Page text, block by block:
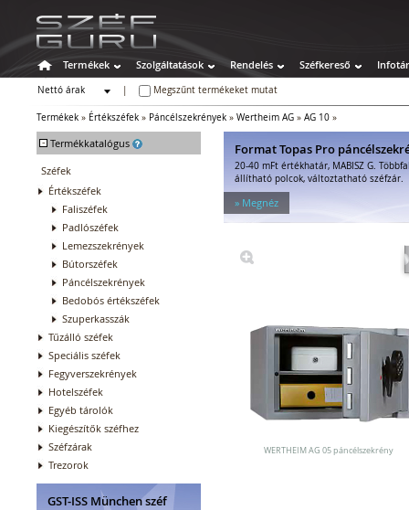
Termékek Szolgáltatások Rendelés Széfkereső Infotár
Nettó árak
Megszűnt termékeket mutat
Termékek » Értékszéfek » Páncélszekrények » Wertheim AG » AG 10 »
- Termékkatalógus
Széfek
Értékszéfek
Faliszéfek
Padlószéfek
Lemezszekrények
Bútorszéfek
Páncélszekrények
Bedobós értékszéfek
Szuperkasszák
Tűzálló széfek
Speciális széfek
Fegyverszekrények
Hotelszéfek
Egyéb tárolók
Kiegészítők széfhez
Széfzárak
Trezorok
GST-ISS München széf
Format Topas Pro
20-40 mFt értékhatár, MABISZ G.
állítható polcok, változtatható széfzár.
» Megnéz
WERTHEIM AG 05 páncélszekrény